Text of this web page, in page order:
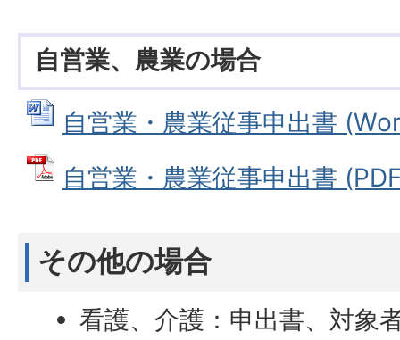
自営業、農業の場合
自営業・農業従事申出書
自営業・農業従事申出書
その他の場合
看護、介護：申出書、対象